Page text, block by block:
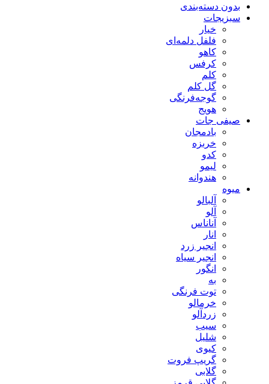
بدون دسته‌بندی
سبزیجات
خیار
فلفل دلمه‌ای
کاهو
کرفس
کلم
گل کلم
گوجه‌فرنگی
هویج
صیفی جات
بادمجان
خربزه
کدو
لیمو
هندوانه
میوه
آلبالو
آلو
آناناس
انار
انجیر زرد
انجیر سیاه
انگور
به
توت فرنگی
خرمالو
زردآلو
سیب
شلیل
کیوی
گریپ فروت
گلابی